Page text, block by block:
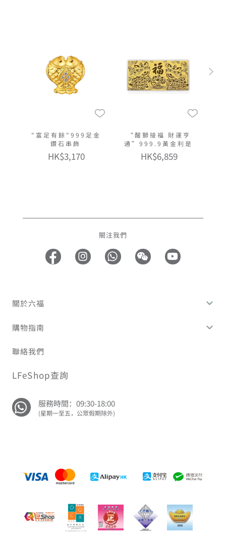
"富足有餘"999足金
鑽石串飾
HK$3,170
“醒獅接福 財運亨
通”999.9黃金利是
HK$6,859
關注我們
關於六福
購物指南
聯絡我們
LFeShop查詢
服務時間：09:30-18:00
(星期一至五，公眾假期除外)